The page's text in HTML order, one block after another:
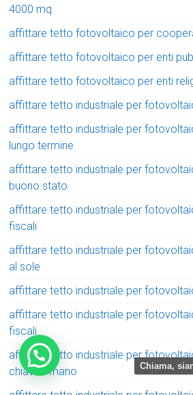
4000 mq
affittare tetto fotovoltaico per
affittare tetto fotovoltaico per enti
affittare tetto fotovoltaico per enti
affittare tetto industriale per
affittare tetto industriale per
lungo termine
affittare tetto industriale per
buono stato
affittare tetto industriale per
fiscali
affittare tetto industriale per
al sole
affittare tetto industriale per
affittare tetto industriale per
fiscali
affittare tetto industriale per
chiavi in mano
Chiama,